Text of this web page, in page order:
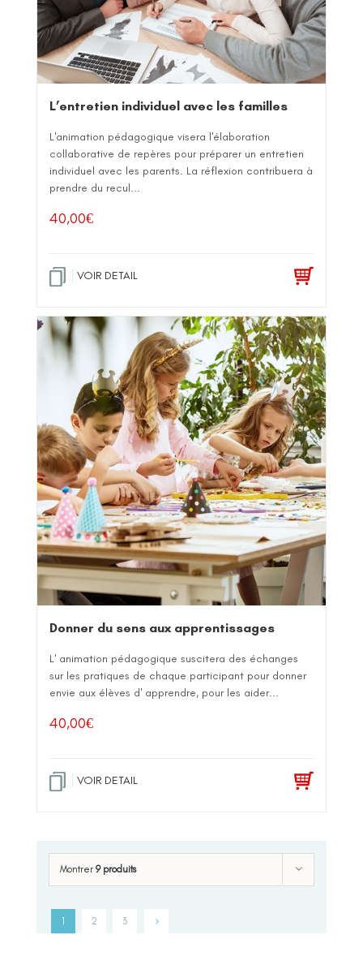
L’entretien individuel avec les familles
L'animation pédagogique visera l'élaboration
collaborative de repères pour préparer un entretien
individuel avec les parents. La réflexion contribuera à
prendre du recul...
40,00€
VOIR DETAIL
Donner du sens aux apprentissages
L' animation pédagogique suscitera des échanges
sur les pratiques de chaque participant pour donner
envie aux élèves d' apprendre, pour les aider...
40,00€
VOIR DETAIL
Montrer 9 produits
1 2 3